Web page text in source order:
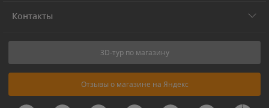
Контакты
3D-тур по магазину
Отзывы о магазине на Яндекс